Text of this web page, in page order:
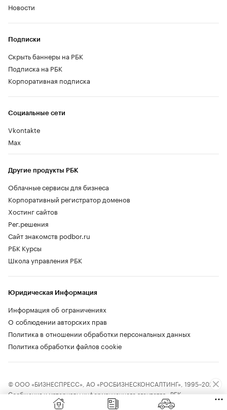
Новости
Социальные сети
Vkontakte
Max
Другие продукты РБК
Облачные сервисы для бизнеса
Корпоративный регистратор доменов
Хостинг сайтов
Рег.решения
Сайт знакомств podbor.ru
РБК Курсы
Школа управления РБК
Подписки
Скрыть баннеры на РБК
Подписка на РБК
Корпоративная подписка
Юридическая Информация
Информация об ограничениях
О соблюдении авторских прав
Политика в отношении обработки персональных данных
Политика обработки файлов cookie
© ООО «БИЗНЕСПРЕСС», АО «РОСБИЗНЕСКОНСАЛТИНГ», 1995–2026.
Сообщения и материалы информационного агентства «РБК»
(свидетельство о регистрации средства массовой информации выдано